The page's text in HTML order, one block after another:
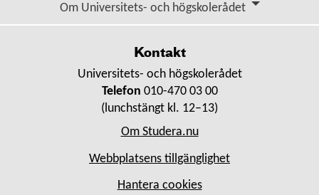
Om Universitets- och högskolerådet
Kontakt
Universitets- och högskolerådet
Telefon 010-470 03 00
(lunchstängt kl. 12–13)
Om Studera.nu
Webbplatsens tillgänglighet
Hantera cookies